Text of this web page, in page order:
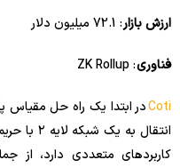
ارزش بازار: 72.1 میلیون دلار
فناوری: ZK Rollup
Coti
کاربردهای متعددی دارد، از